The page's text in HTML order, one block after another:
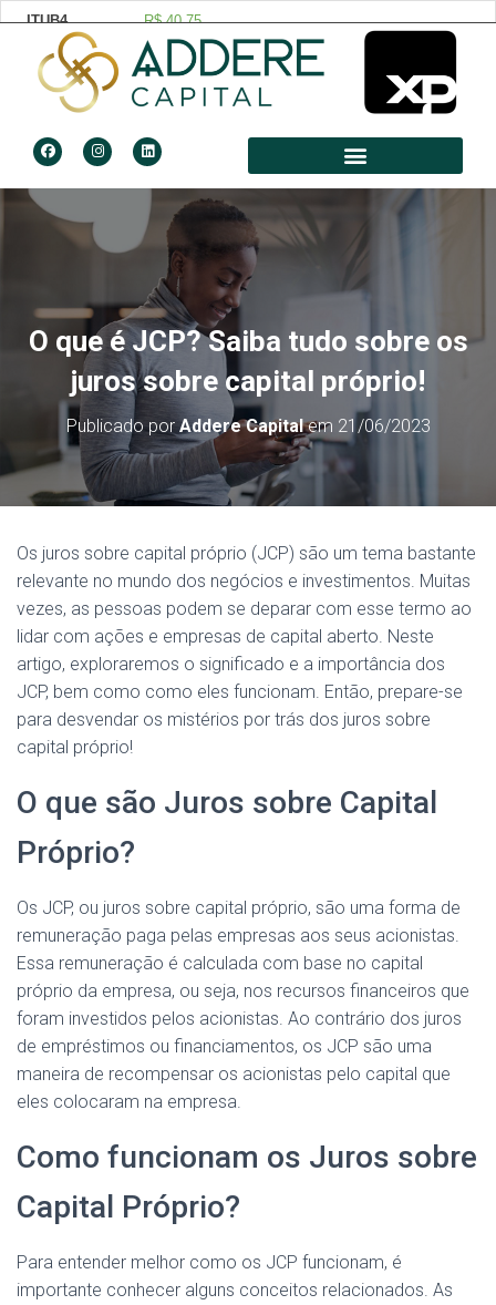
O que é JCP? Saiba tudo sobre os
juros sobre capital próprio!
Publicado porAddere Capitalem 21/06/2023
Os juros sobre capital próprio (JCP) são um tema bastante
relevante no mundo dos negócios e investimentos. Muitas
vezes, as pessoas podem se deparar com esse termo ao
lidar com ações e empresas de capital aberto. Neste
artigo, exploraremos o significado e a importância dos
JCP, bem como como eles funcionam. Então, prepare-se
para desvendar os mistérios por trás dos juros sobre
capital próprio!
O que são Juros sobre Capital
Próprio?
Os JCP, ou juros sobre capital próprio, são uma forma de
remuneração paga pelas empresas aos seus acionistas.
Essa remuneração é calculada com base no capital
próprio da empresa, ou seja, nos recursos financeiros que
foram investidos pelos acionistas. Ao contrário dos juros
de empréstimos ou financiamentos, os JCP são uma
maneira de recompensar os acionistas pelo capital que
eles colocaram na empresa.
Como funcionam os Juros sobre
Capital Próprio?
Para entender melhor como os JCP funcionam, é
importante conhecer alguns conceitos relacionados. As